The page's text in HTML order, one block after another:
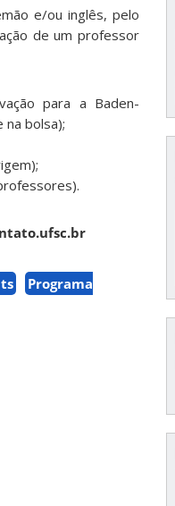
e/ou inglês, pelo
de um professor
para a Baden-
bolsa);
Programa